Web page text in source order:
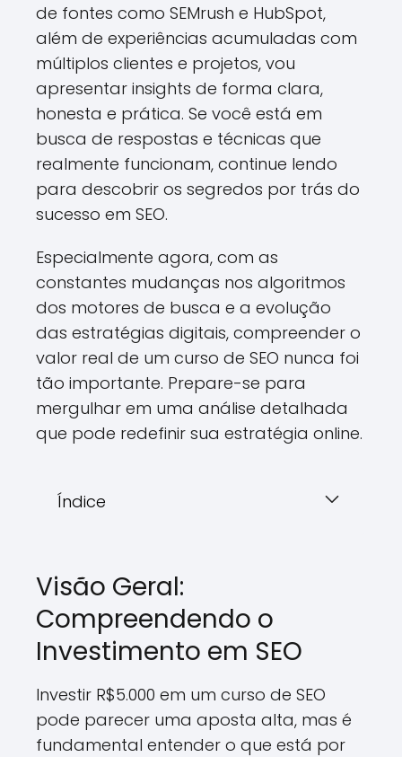
de fontes como SEMrush e HubSpot,
além de experiências acumuladas com
múltiplos clientes e projetos, vou
apresentar insights de forma clara,
honesta e prática. Se você está em
busca de respostas e técnicas que
realmente funcionam, continue lendo
para descobrir os segredos por trás do
sucesso em SEO.
Especialmente agora, com as
constantes mudanças nos algoritmos
dos motores de busca e a evolução
das estratégias digitais, compreender o
valor real de um curso de SEO nunca foi
tão importante. Prepare-se para
mergulhar em uma análise detalhada
que pode redefinir sua estratégia online.
Índice
Visão Geral:
Compreendendo o
Investimento em SEO
Investir R$5.000 em um curso de SEO
pode parecer uma aposta alta, mas é
fundamental entender o que está por